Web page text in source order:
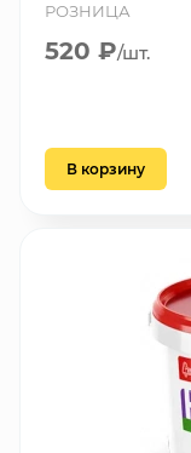
РОЗНИЦА
520 ₽/шт.
В корзину